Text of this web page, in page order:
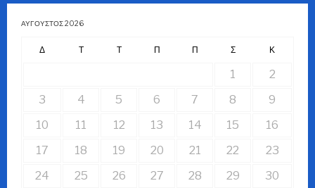
ΑΎΓΟΥΣΤΟΣ 2026
Δ Τ Τ Π Π Σ Κ
1
2
3
4 5 6 7 8
9
10
11 12 13 14 15
16
17
18 19 20 21 22
23
24
25 26 27 28 29 30